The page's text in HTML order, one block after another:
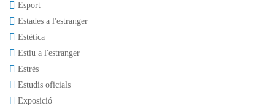
Esport
Estades a l'estranger
Estètica
Estiu a l'estranger
Estrès
Estudis oficials
Exposició